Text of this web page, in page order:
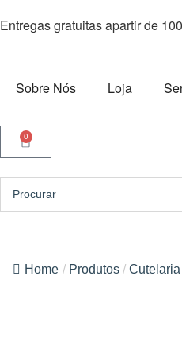
Entregas gratuitas apartir de
Sobre Nós Loja
0
Home / Produtos / Cutelaria